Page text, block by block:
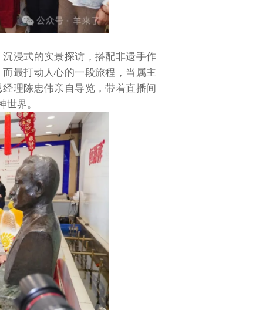
浸式的实景探访，搭配非遗手作
最打动人心的一段旅程，当属主
理陈忠伟亲自导览，带着直播间
界。